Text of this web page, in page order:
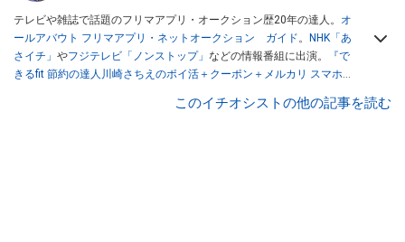
テレビや雑誌で話題のフリマアプリ・オークション歴20年の達人。 オ
ールアバウト フリマアプリ・ネットオークション ガイド。
NHK「あ
さイチ」 やフジテレビ「ノンストップ」 などの情報番組に出演。
『で
きるfit 節約の達人川崎さちえのポイ活＋クーポン＋メルカリ スマホで
スマホ1つでスキマ時間に効率的に稼ぐ！』（翔泳社刊） ほか著書多
このイチオシストの他の記事を読む